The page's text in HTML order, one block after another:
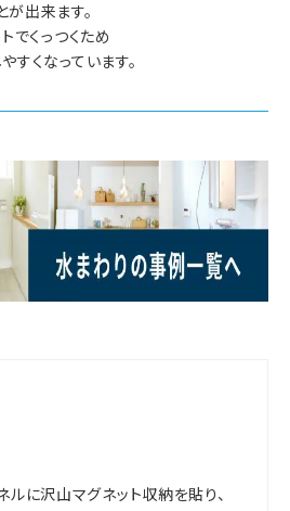
出来ます。
でくっつくため
すくなっています。
に沢山マグネット収納を貼り、